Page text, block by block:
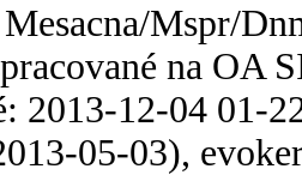
Mspr/
na OA
2013-12-04 01-
05-03),